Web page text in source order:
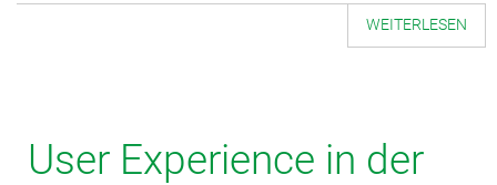
WEITERLESEN
User Experience in der